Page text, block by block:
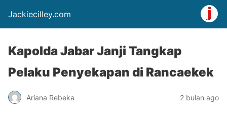
Jackiecilley.com
Kapolda Jabar Janji Tangkap
Pelaku Penyekapan di Rancaekek
Ariana Rebeka 2 bulan ago